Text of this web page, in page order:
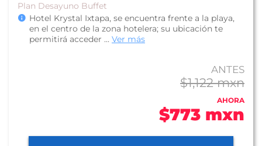
Plan Desayuno Buffet
Hotel Krystal Ixtapa, se encuentra frente a la playa,
en el centro de la zona hotelera; su ubicación te
permitirá acceder ... Ver más
ANTES
$1,122 mxn
AHORA
$773 mxn